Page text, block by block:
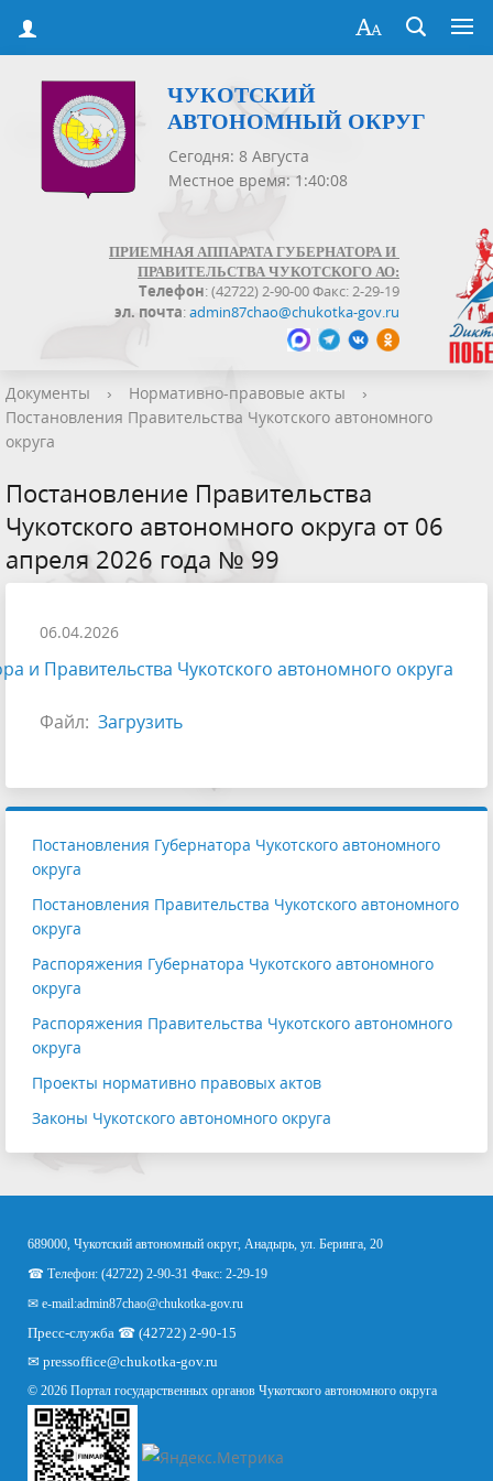
ЧУКОТСКИЙ
АВТОНОМНЫЙ ОКРУГ
Сегодня: 8 Августа
Местное время: 1:40:08
ПРИЕМНАЯ АППАРАТА ГУБЕРНАТОРА И
ПРАВИТЕЛЬСТВА ЧУКОТСКОГО АО:
Телефон: (42722) 2-90-00 Факс: 2-29-19
эл. почта:admin87chao@chukotka-gov.ru
Документы › Нормативно-правовые акты
›
Постановления Правительства Чукотского автономного
округа
Постановление Правительства
Чукотского автономного округа от 06
апреля 2026 года № 99
06.04.2026
и Правительства Чукотского автономного округа
Файл: Загрузить
Постановления Губернатора Чукотского автономного
округа
Постановления Правительства Чукотского автономного
округа
Распоряжения Губернатора Чукотского автономного
округа
Распоряжения Правительства Чукотского автономного
округа
Проекты нормативно правовых актов
Законы Чукотского автономного округа
689000, Чукотский автономный округ, Анадырь, ул. Беринга, 20
☎ Телефон: (42722) 2-90-31 Факс: 2-29-19
✉ e-mail:admin87chao@chukotka-gov.ru
Пресс-служба ☎ (42722) 2-90-15
✉ pressoffice@chukotka-gov.ru
© 2026 Портал государственных органов Чукотского автономного округа